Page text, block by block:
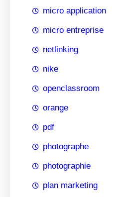
micro application
micro entreprise
netlinking
nike
openclassroom
orange
pdf
photographe
photographie
plan marketing